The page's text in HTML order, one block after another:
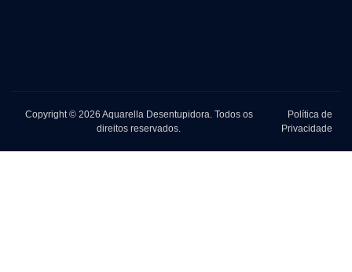
Copyright © 2026 Aquarella Desentupidora. Todos os
direitos reservados.
Política de
Privacidade